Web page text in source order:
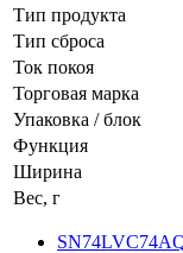
Тип продукта
Тип сброса
Ток покоя
Торговая марка
Упаковка / блок
Функция
Ширина
Вес, г